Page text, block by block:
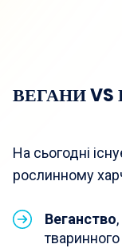
ВЕГАНИ VS
На сьогодні
рослинному
Веганство